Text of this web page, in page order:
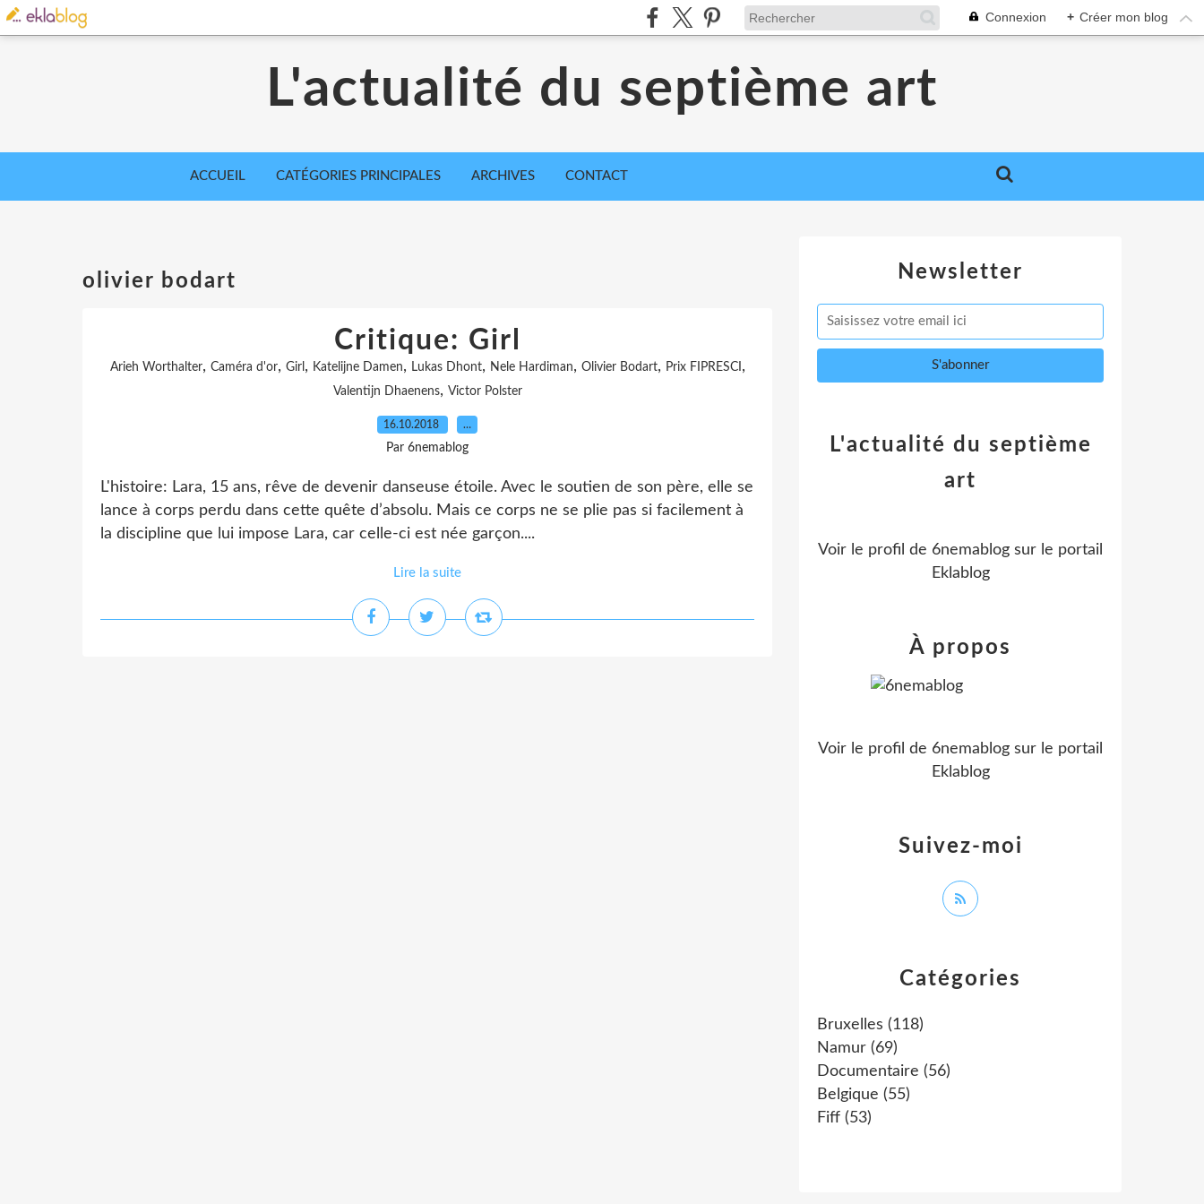
Connexion + Créer mon blog
L'actualité du septième art
ACCUEIL CATÉGORIES PRINCIPALES ARCHIVES CONTACT
olivier bodart
Critique: Girl
Arieh Worthalter, Caméra d'or, Girl, Katelijne Damen, Lukas Dhont, Nele Hardiman, Olivier Bodart, Prix FIPRESCI ,
Valentijn Dhaenens, Victor Polster
16.10.2018 …
Par 6nemablog
L'histoire: Lara, 15 ans, rêve de devenir danseuse étoile. Avec le soutien de son père, elle se
lance à corps perdu dans cette quête d’absolu. Mais ce corps ne se plie pas si facilement à
la discipline que lui impose Lara, car celle-ci est née garçon....
Lire la suite
Newsletter
Catégories
Bruxelles (118)
Namur (69)
Documentaire (56)
Belgique (55)
Fiff (53)
L'actualité du septième
art
Voir le profil de 6nemablog sur le portail
Eklablog
Suivez-moi
À propos
Voir le profil de 6nemablog sur le portail
Eklablog